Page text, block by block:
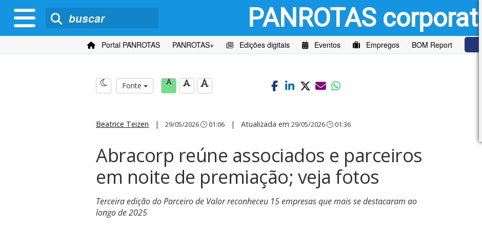
PANROTAS
Portal PANROTAS PANROTAS+ Edições digitais Eventos Empregos BOM Report
Fonte
Beatrice Teizen | 29/05/2026 01:06 | Atualizada em 29/05/2026 01:36
Abracorp reúne associados e parceiros
em noite de premiação; veja fotos
Terceira edição do Parceiro de Valor reconheceu 15 empresas que mais se destacaram ao
longo de 2025